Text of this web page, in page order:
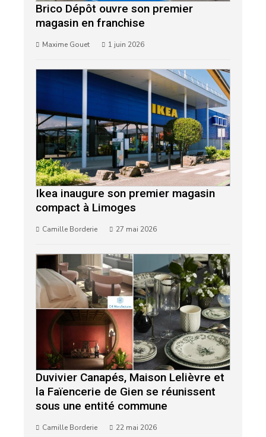
Brico Dépôt ouvre son premier
magasin en franchise
Maxime Gouet 1 juin 2026
Ikea inaugure son premier magasin
compact à Limoges
Camille Borderie 27 mai 2026
Duvivier Canapés, Maison Lelièvre et
la Faïencerie de Gien se réunissent
sous une entité commune
Camille Borderie 22 mai 2026